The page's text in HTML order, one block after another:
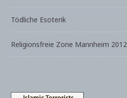
Tödliche Esoterik
Religionsfreie Zone Mannheim 2012